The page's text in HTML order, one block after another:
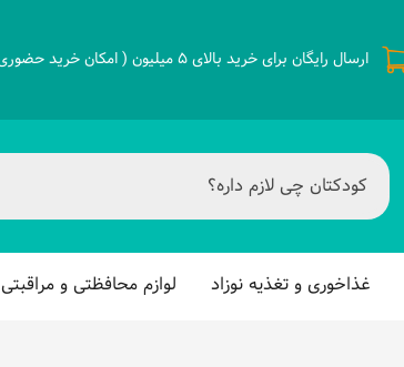
ارسال رایگان برای خرید بالای 5 میلیون ( امکان خرید حضوری )
غذاخوری و تغذیه نوزاد لوازم محافظتی و مراقبتی